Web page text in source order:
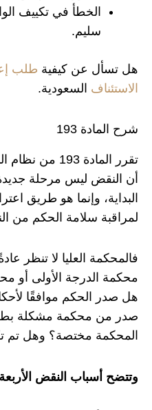
الخطأ في تكييف
سليم.
هل تسأل عن كيفية طلب
الاستئناف السعودية.
شرح المادة 193
تقرر المادة
أن النقض ليس مرحلة
البداية، وإنما هو طريق
لمراقبة سلامة الحكم من
فالمحكمة العليا لا تنظر
محكمة الدرجة الأولى أو
هل صدر الحكم موافقًا
صدر من محكمة مشكلة
المحكمة مختصة؟ وهل تم
وتتضح أسباب النقض